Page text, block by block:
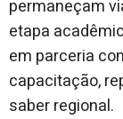
permaneçam
etapa
em parceria
capacitação,
saber regional.